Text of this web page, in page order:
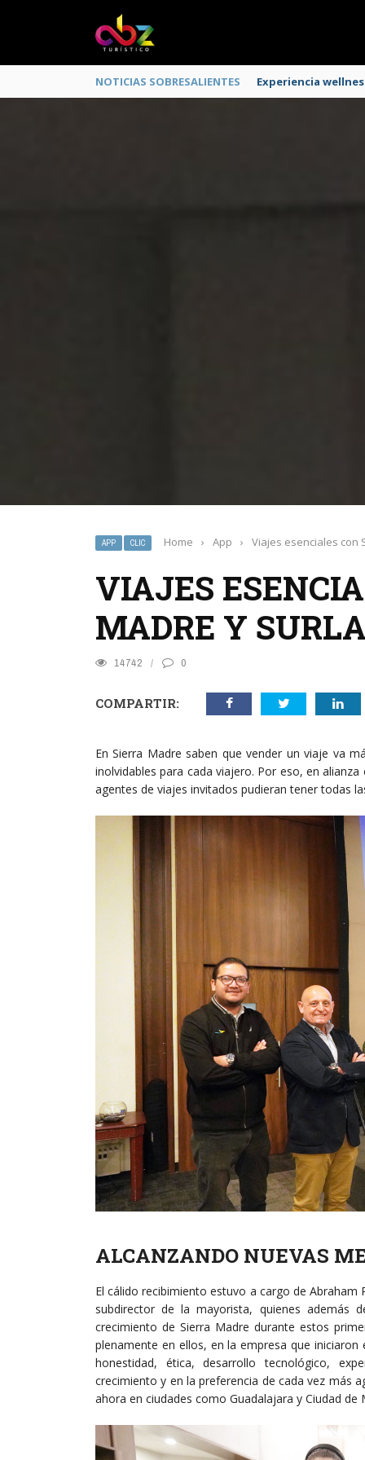
NOTICIAS SOBRESALIENTES Experiencia
APP CLIC Home › App › Viajes esenciales con
VIAJES
MADRE Y
14742 0
COMPARTIR:
En Sierra Madre saben que vender un viaje va
inolvidables para cada viajero. Por eso, en
agentes de viajes invitados pudieran tener todas
ALCANZANDO NUEVAS
El cálido recibimiento estuvo a cargo de
subdirector de la mayorista, quienes además
crecimiento de Sierra Madre durante estos
plenamente en ellos, en la empresa que
honestidad, ética, desarrollo tecnológico,
crecimiento y en la preferencia de cada vez más
ahora en ciudades como Guadalajara y Ciudad de